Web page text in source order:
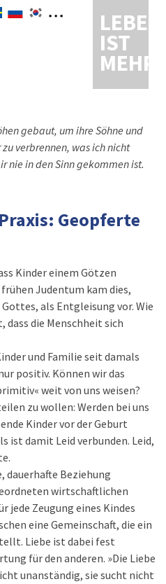
LEBEN
IST
MEHR
gebaut, um ihre Söhne und
verbrennen, was ich nicht
nie in den Sinn gekommen ist.
Geopferte
Kinder einem Götzen
Judentum kam dies,
als Entgleisung vor. Wie
die Menschheit sich
und Familie seit damals
positiv. Können wir das
weit von uns weisen?
zu wollen: Werden bei uns
Kinder vor der Geburt
ist damit Leid verbunden. Leid,
dauerhafte Beziehung
wirtschaftlichen
jede Zeugung eines Kindes
eine Gemeinschaft, die ein
Liebe ist dabei fest
für den anderen. »Die Liebe
unanständig, sie sucht nicht